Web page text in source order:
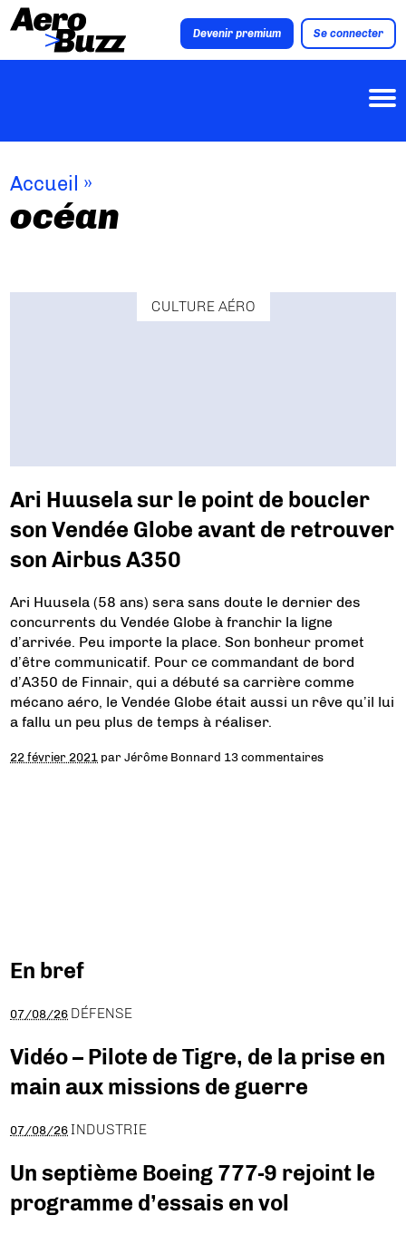
Devenir premium Se connecter
Accueil »
océan
CULTURE AÉRO
Ari Huusela sur le point de boucler
son Vendée Globe avant de retrouver
son Airbus A350
Ari Huusela (58 ans) sera sans doute le dernier des
concurrents du Vendée Globe à franchir la ligne
d’arrivée. Peu importe la place. Son bonheur promet
d’être communicatif. Pour ce commandant de bord
d’A350 de Finnair, qui a débuté sa carrière comme
mécano aéro, le Vendée Globe était aussi un rêve qu’il lui
a fallu un peu plus de temps à réaliser.
22 février 2021 parJérôme Bonnard 13 commentaires
En bref
07/08/26 DÉFENSE
Vidéo – Pilote de Tigre, de la prise en
main aux missions de guerre
07/08/26 INDUSTRIE
Un septième Boeing 777-9 rejoint le
programme d’essais en vol